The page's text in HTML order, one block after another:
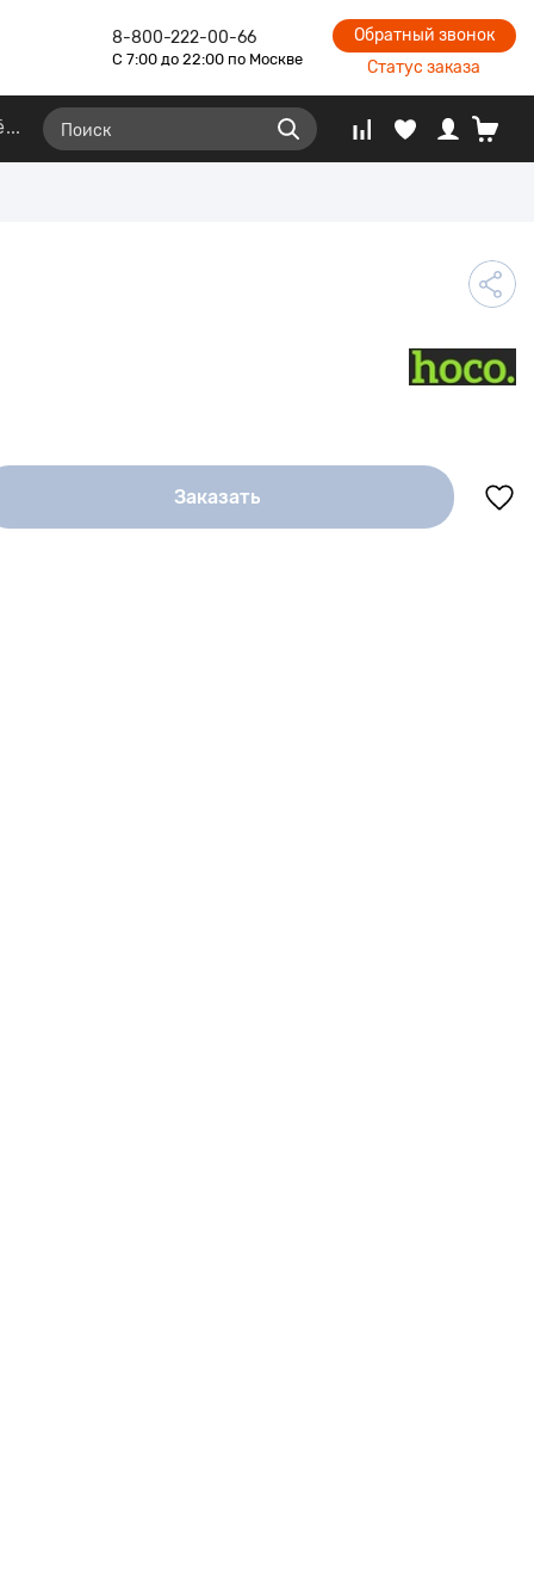
8-800-222-00-66
С 7:00 до 22:00 по Москве
Обратный звонок
Статус заказа
Заказать